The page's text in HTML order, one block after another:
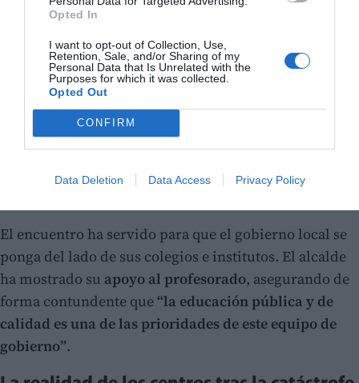
Opted In
I want to opt-out of Collection, Use,
Retention, Sale, and/or Sharing of my
Personal Data that Is Unrelated with the
Purposes for which it was collected.
Opted Out
CONFIRM
Data Deletion Data Access Privacy Policy
El encuentro ha servido para que el gobierno local se
ponga del lado de sus colegios e institutos. El alcalde
ha mostrado su apoyo al profesorado, asegurando de
forma contundente que “la educación pública y de
calidad es una de las prioridades de este equipo de
gobierno”.